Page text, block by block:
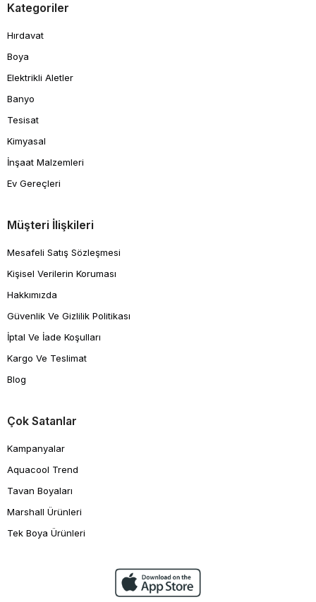
Kategoriler
Hırdavat
Boya
Elektrikli Aletler
Banyo
Tesisat
Kimyasal
İnşaat Malzemleri
Ev Gereçleri
Müşteri İlişkileri
Mesafeli Satış Sözleşmesi
Kişisel Verilerin Koruması
Hakkımızda
Güvenlik Ve Gizlilik Politikası
İptal Ve İade Koşulları
Kargo Ve Teslimat
Blog
Çok Satanlar
Kampanyalar
Aquacool Trend
Tavan Boyaları
Marshall Ürünleri
Tek Boya Ürünleri